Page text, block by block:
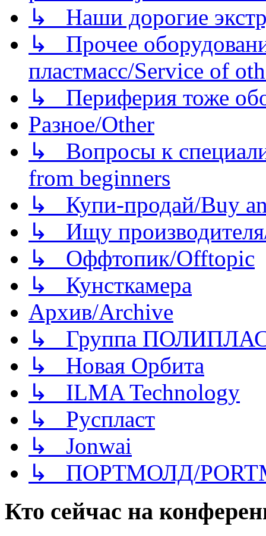
↳ Наши дорогие
↳ Прочее
пластмасс/Service of
↳ Периферия тоже
Разное/Other
↳ Вопросы к
from beginners
↳ Купи-продай/Buy
↳ Ищу
↳ Оффтопик/Offtopic
↳ Кунсткамера
Архив/Archive
↳ Группа
↳ Новая Орбита
↳ ILMA Technology
↳ Руспласт
↳ Jonwai
↳ ПОРТМОЛД/
Кто сейчас на